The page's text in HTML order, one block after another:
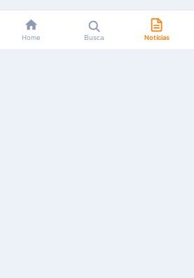
Home Busca Notícias